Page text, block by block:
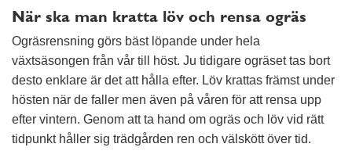
När ska man kratta löv och rensa ogräs
Ogräsrensning görs bäst löpande under hela
växtsäsongen från vår till höst. Ju tidigare ogräset tas bort
desto enklare är det att hålla efter. Löv krattas främst under
hösten när de faller men även på våren för att rensa upp
efter vintern. Genom att ta hand om ogräs och löv vid rätt
tidpunkt håller sig trädgården ren och välskött över tid.